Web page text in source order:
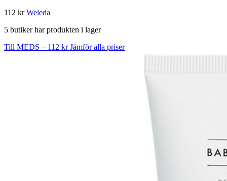
112 krWeleda
5 butiker har produkten i lager
Till MEDS – 112 krJämför alla priser